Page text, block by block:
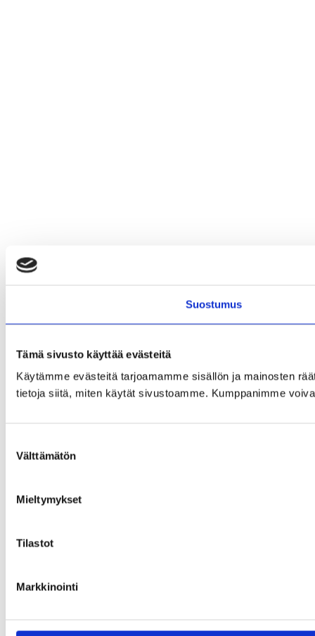
Suostumus
Tämä sivusto käyttää evästeitä
Käytämme evästeitä tarjoamamme sisällön ja mainosten
tietoja siitä, miten käytät sivustoamme. Kumppanimme
valinta
Välttämätön
Mieltymykset
Tilastot
Markkinointi